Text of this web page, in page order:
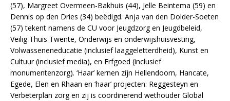
(57), Margreet Overmeen-Bakhuis (44), Jelle Beintema (59) en
Dennis op den Dries (34) beëdigd. Anja van den Dolder-Soeten
(57) tekent namens de CU voor Jeugdzorg en Jeugdbeleid,
Veilig Thuis Twente, Onderwijs en onderwijshuisvesting,
Volwasseneneducatie (inclusief laaggeletterdheid), Kunst en
Cultuur (inclusief media), en Erfgoed (inclusief
monumentenzorg). ‘Haar’ kernen zijn Hellendoorn, Hancate,
Egede, Elen en Rhaan en ‘haar’ projecten: Reggesteyn en
Verbeterplan zorg en zij is coördinerend wethouder Global